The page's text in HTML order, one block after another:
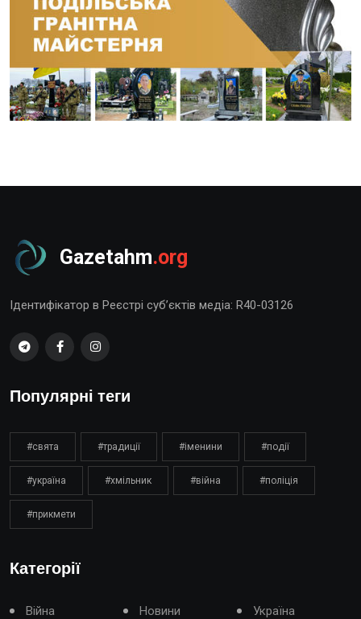
Gazetahm.org
Ідентифікатор в Реєстрі суб’єктів медіа: R40-03126
Популярні теги
#свята #традиції #іменини #події
#україна #хмільник #війна #поліція
#прикмети
Категорії
Війна Новини Україна